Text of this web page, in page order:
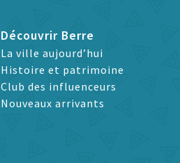
Découvrir Berre
La ville aujourd’hui
Histoire et patrimoine
Club des influenceurs
Nouveaux arrivants